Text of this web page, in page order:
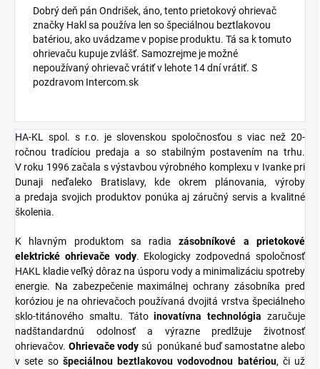
Dobrý deň pán Ondrišek, áno, tento prietokový ohrievač
značky Hakl sa používa len so špeciálnou beztlakovou
batériou, ako uvádzame v popise produktu. Tá sa k tomuto
ohrievaču kupuje zvlášť. Samozrejme je možné
nepoužívaný ohrievač vrátiť v lehote 14 dní vrátiť. S
pozdravom Intercom.sk
HA-KL spol. s r.o. je slovenskou spoločnosťou s viac než 20-
ročnou tradíciou predaja a so stabilným postavením na trhu.
V roku 1996 začala s výstavbou výrobného komplexu v Ivanke pri
Dunaji neďaleko Bratislavy, kde okrem plánovania, výroby
a predaja svojich produktov ponúka aj záručný servis a kvalitné
školenia.
K hlavným produktom sa radiazásobníkové aprietokové
elektrické ohrievače vody. Ekologicky zodpovedná spoločnosť
HAKL kladie veľký dôraz na úsporu vody a minimalizáciu spotreby
energie. Na zabezpečenie maximálnej ochrany zásobníka pred
koróziou je na ohrievačoch používaná dvojitá vrstva špeciálneho
sklo-titánového smaltu. Tátoinovatívna technológia zaručuje
nadštandardnú odolnosť a výrazne predlžuje životnosť
ohrievačov. Ohrievače vody sú ponúkané buď samostatne alebo
v sete so špeciálnou beztlakovou vodovodnou batériou, či už